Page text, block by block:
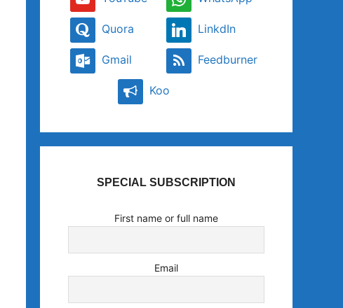
Quora LinkdIn
Gmail Feedburner
Koo
SPECIAL SUBSCRIPTION
First name or full name
Email